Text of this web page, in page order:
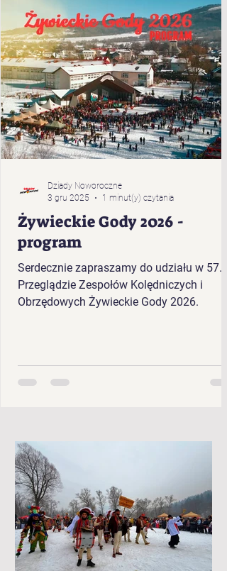
„Przybłędy” z Przybędzy „Wyrwicisy” z
Ciśca „Romanka” z Żabnicy „Harnasie z
Łyngu” z Milówki „K
Żywieckie Gody 2026 -
program
Serdecznie zapraszamy do udziału w 57.
Przeglądzie Zespołów Kolędniczych i
Obrzędowych Żywieckie Gody 2026.
Dziady Noworoczne
3 gru 2025
1 minut(y) czytania